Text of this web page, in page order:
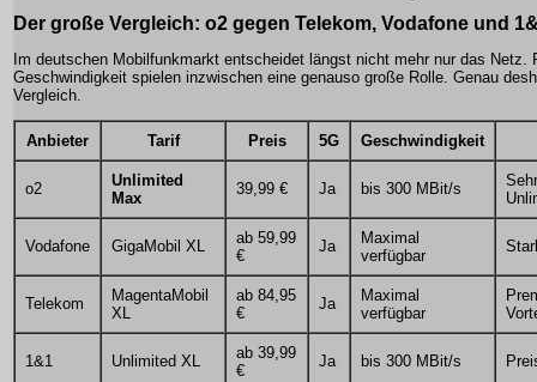
Der große Vergleich: o2 gegen Telekom, Vodafone und
Im deutschen Mobilfunkmarkt entscheidet längst nicht mehr nur das Netz.
Geschwindigkeit spielen inzwischen eine genauso große Rolle. Genau
Vergleich.
Anbieter Tarif Preis 5G Geschwindigkeit
o2
Unlimited
Max
39,99 € Ja bis 300 MBit/s
Vodafone GigaMobil XL
ab 59,99
€
Ja
Maximal
verfügbar
Telekom
MagentaMobil
XL
ab 84,95
€
Ja
Maximal
verfügbar
1&1 Unlimited XL
ab 39,99
€
Ja bis 300 MBit/s